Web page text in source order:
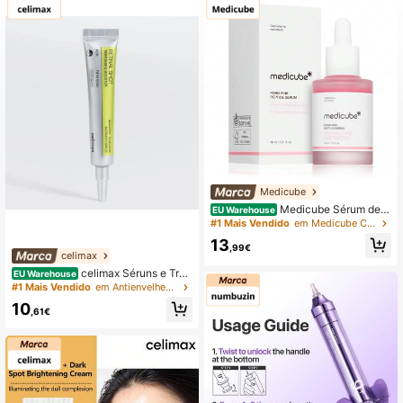
celimax
EU Warehouse celimax Séruns e Trat
amento Facial
#1 Mais Vendido em Antienvelhecimento Séruns e Tratamento Facial
10 ,61€
Medicube
EU Warehouse Medicube Sérum de P
eptídeos Rosa PDRN 30ml - Sérum
#1 Mais Vendido em Medicube Cuidados com a pele
13 ,99€